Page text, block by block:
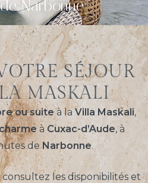
Narbonne
SÉJOUR
MASKALI
ou suiteà laVilla Maskali,
àCuxac-d’Aude, à
deNarbonne.
les disponibilités et